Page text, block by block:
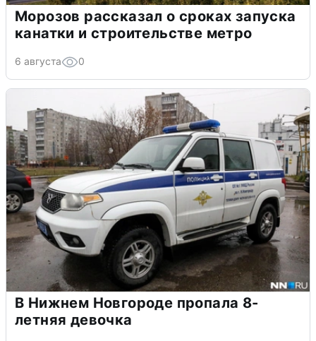
Морозов рассказал о сроках запуска
канатки и строительстве метро
6 августа 0
В Нижнем Новгороде пропала 8-
летняя девочка